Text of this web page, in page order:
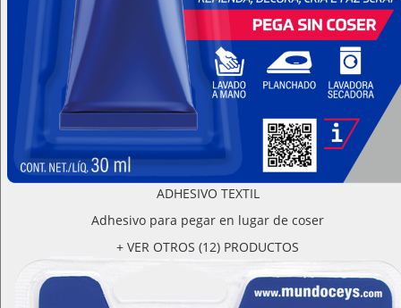
ADHESIVO TEXTIL
Adhesivo para pegar en lugar de coser
+ VER OTROS (12) PRODUCTOS